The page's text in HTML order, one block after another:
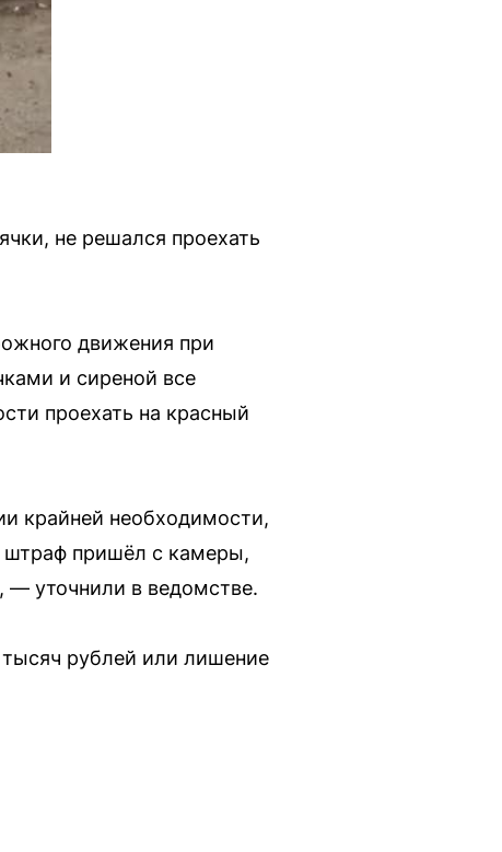
не решался проехать
движения при
и сиреной все
проехать на красный
крайней необходимости,
штраф пришёл с камеры,
— уточнили в ведомстве.
тысяч рублей или лишение